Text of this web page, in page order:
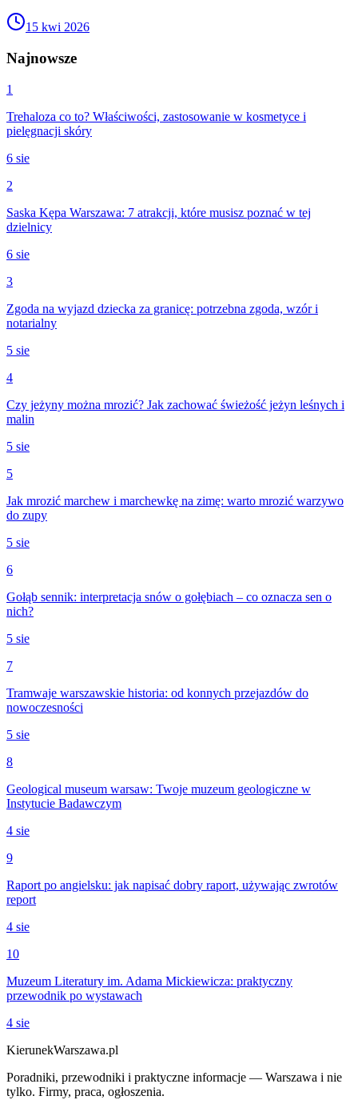
15 kwi 2026
Najnowsze
1
Trehaloza co to? Właściwości, zastosowanie w kosmetyce i
pielęgnacji skóry
6 sie
2
Saska Kępa Warszawa: 7 atrakcji, które musisz poznać w tej
dzielnicy
6 sie
3
Zgoda na wyjazd dziecka za granicę: potrzebna zgoda, wzór i
notarialny
5 sie
4
Czy jeżyny można mrozić? Jak zachować świeżość jeżyn leśnych i
malin
5 sie
5
Jak mrozić marchew i marchewkę na zimę: warto mrozić warzywo
do zupy
5 sie
6
Gołąb sennik: interpretacja snów o gołębiach – co oznacza sen o
nich?
5 sie
7
Tramwaje warszawskie historia: od konnych przejazdów do
nowoczesności
5 sie
8
Geological museum warsaw: Twoje muzeum geologiczne w
Instytucie Badawczym
4 sie
9
Raport po angielsku: jak napisać dobry raport, używając zwrotów
report
4 sie
10
Muzeum Literatury im. Adama Mickiewicza: praktyczny
przewodnik po wystawach
4 sie
KierunekWarszawa.pl
Poradniki, przewodniki i praktyczne informacje — Warszawa i nie
tylko. Firmy, praca, ogłoszenia.